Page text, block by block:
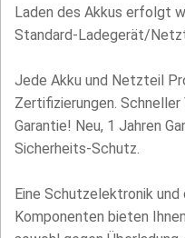
Laden des Akkus erfolgt
Standard-Ladegerät/
Jede Akku und Netzteil
Zertifizierungen.
Garantie! Neu, 1 Jahren
Sicherheits-Schutz.
Eine Schutzelektronik
Komponenten bieten